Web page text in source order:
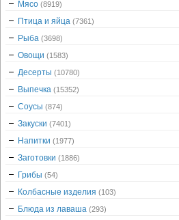
Мясо (8919)
Птица и яйца (7361)
Рыба (3698)
Овощи (1583)
Десерты (10780)
Выпечка (15352)
Соусы (874)
Закуски (7401)
Напитки (1977)
Заготовки (1886)
Грибы (54)
Колбасные изделия (103)
Блюда из лаваша (293)